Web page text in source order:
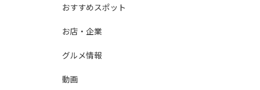
おすすめスポット
お店・企業
グルメ情報
動画